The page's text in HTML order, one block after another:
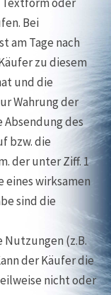
Bei
am Tage nach
zu diesem
und die
Wahrung der
des
bzw. die
der unter Ziff. 1
eines wirksamen
sind die
Nutzungen (z.B.
der Käufer die
nicht oder